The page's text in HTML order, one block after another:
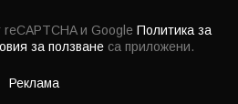
и Google Политика за
за ползване са приложени.
Реклама